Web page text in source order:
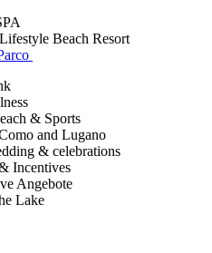
Lifestyle Beach Resort
& Sports
and Lugano
& celebrations
Incentives
Angebote
Lake